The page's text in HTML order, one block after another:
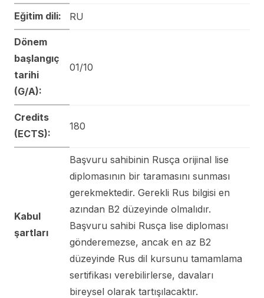
Eğitim dili: RU
Dönem
başlangıç
tarihi
(G/A):
01/10
Credits
(ECTS):
180
Kabul
şartları
Başvuru sahibinin Rusça orijinal lise
diplomasının bir taramasını sunması
gerekmektedir. Gerekli Rus bilgisi en
azından B2 düzeyinde olmalıdır.
Başvuru sahibi Rusça lise diploması
gönderemezse, ancak en az B2
düzeyinde Rus dil kursunu tamamlama
sertifikası verebilirlerse, davaları
bireysel olarak tartışılacaktır.